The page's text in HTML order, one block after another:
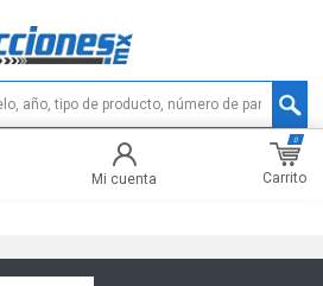
Mi cuenta Carrito
0